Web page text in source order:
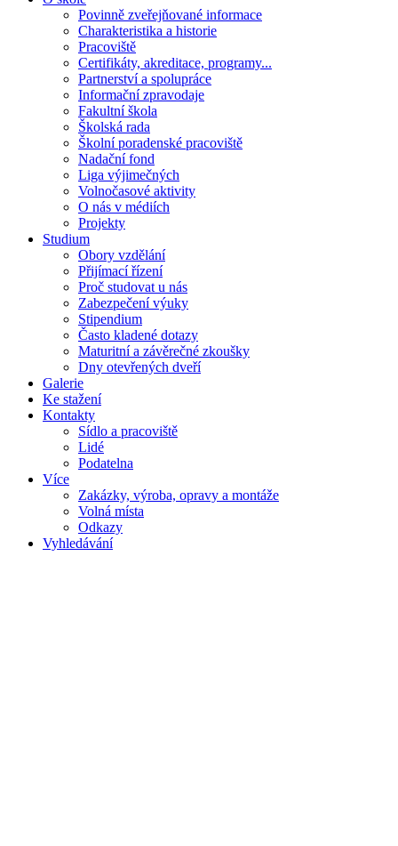
Povinně zveřejňované informace
Charakteristika a historie
Pracoviště
Certifikáty, akreditace, programy...
Partnerství a spolupráce
Informační zpravodaje
Fakultní škola
Školská rada
Školní poradenské pracoviště
Nadační fond
Liga výjimečných
Volnočasové aktivity
O nás v médiích
Projekty
Studium
Obory vzdělání
Přijímací řízení
Proč studovat u nás
Zabezpečení výuky
Stipendium
Často kladené dotazy
Maturitní a závěrečné zkoušky
Dny otevřených dveří
Galerie
Ke stažení
Kontakty
Sídlo a pracoviště
Lidé
Podatelna
Více
Zakázky, výroba, opravy a montáže
Volná místa
Odkazy
Vyhledávání